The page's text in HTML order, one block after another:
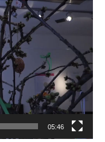
05:46